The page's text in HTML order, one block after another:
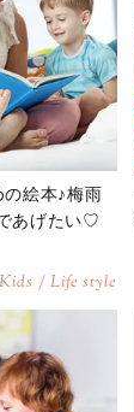
の絵本♪梅雨
あげたい♡
Kids / Life style